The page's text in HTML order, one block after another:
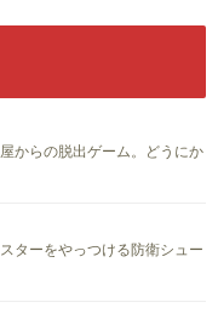
からの脱出ゲーム。どうにか
ターをやっつける防衛シュー